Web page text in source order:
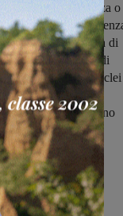
di indigenza o
e presenza di
di reti familiari e di
esclusione, nuclei
situazione di
di sostegno
composti da 1